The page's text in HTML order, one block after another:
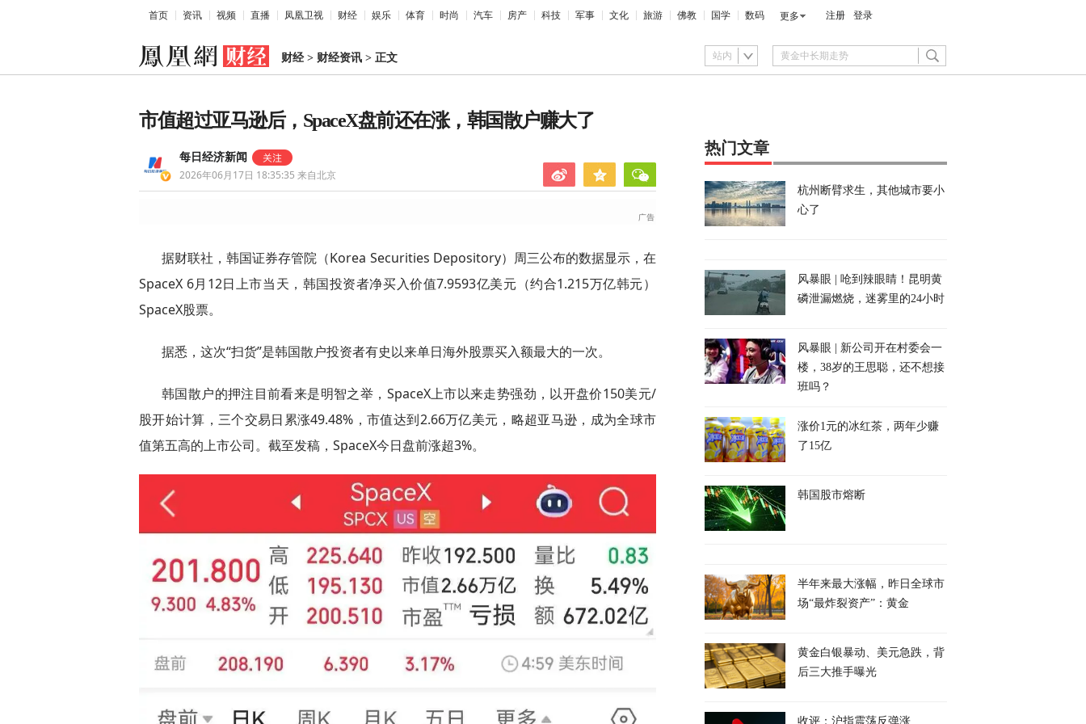
首页 资讯 视频 直播 凤凰卫视 财经 娱乐 体育 时尚 汽车 房产 科技 军事 文化 旅游 佛教 国学 数码 更多 注册 登录
财经> 财经资讯 > 正文 站内
市值超过亚马逊后，SpaceX盘前还在涨，韩国散户赚大了
每日经济新闻
2026年06月17日 18:35:35 来自北京
据财联社，韩国证券存管院（Korea Securities Depository）周三公布的数据显示，在
SpaceX 6月12日上市当天，韩国投资者净买入价值7.9593亿美元（约合1.215万亿韩元）
SpaceX股票。
据悉，这次“扫货”是韩国散户投资者有史以来单日海外股票买入额最大的一次。
韩国散户的押注目前看来是明智之举，SpaceX上市以来走势强劲，以开盘价150美元/
股开始计算，三个交易日累涨49.48%，市值达到2.66万亿美元，略超亚马逊，成为全球市
值第五高的上市公司。截至发稿，SpaceX今日盘前涨超3%。
热门文章
杭州断臂求生，其他城市要小
心了
风暴眼 | 呛到辣眼睛！昆明黄
磷泄漏燃烧，迷雾里的24小时
风暴眼 | 新公司开在村委会一
楼，38岁的王思聪，还不想接
班吗？
涨价1元的冰红茶，两年少赚
了15亿
韩国股市熔断
半年来最大涨幅，昨日全球市
场“最炸裂资产”：黄金
黄金白银暴动、美元急跌，背
后三大推手曝光
收评：沪指震荡反弹涨